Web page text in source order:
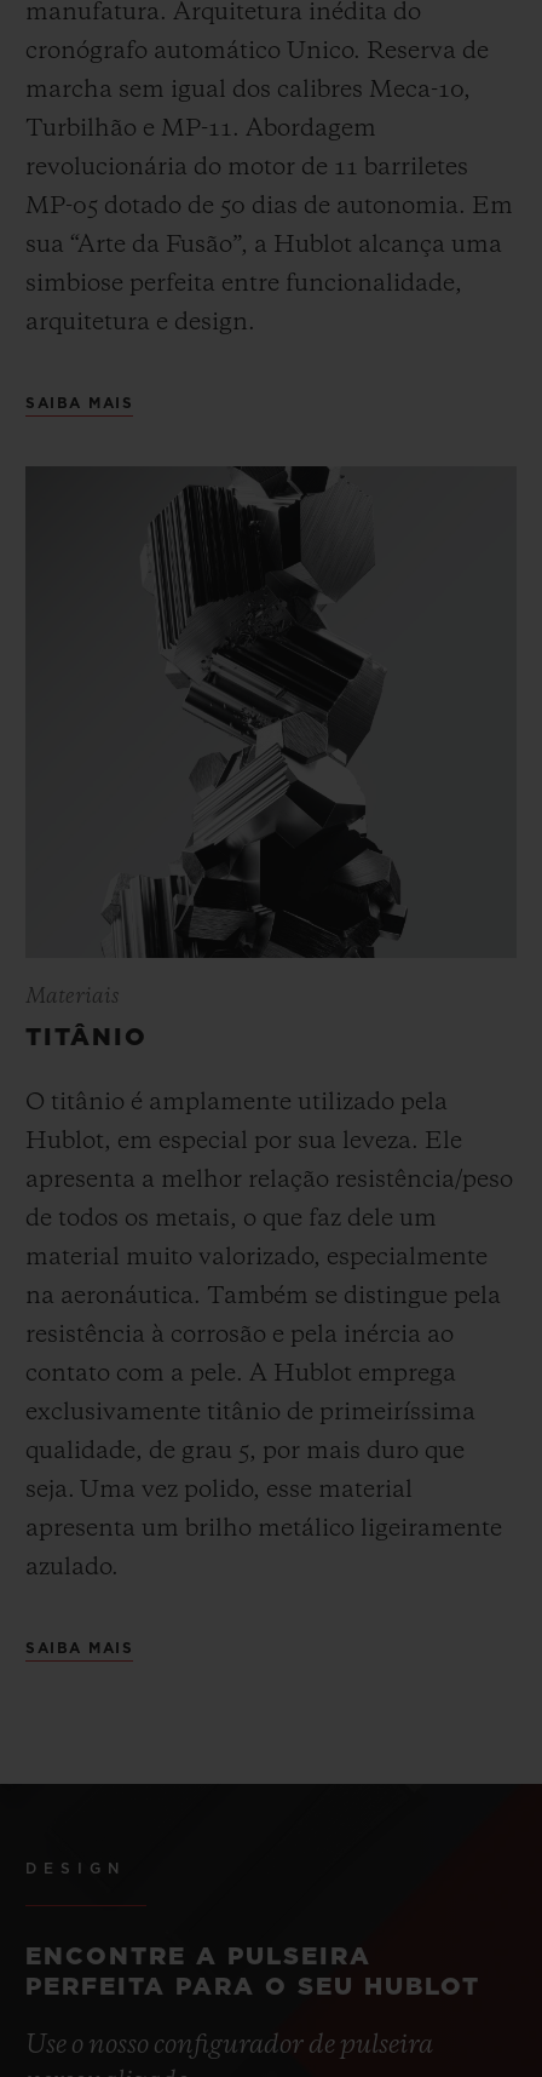
manufatura. Arquitetura inédita do
cronógrafo automático Unico. Reserva de
marcha sem igual dos calibres Meca-10,
Turbilhão e MP-11. Abordagem
revolucionária do motor de 11 barriletes
MP-05 dotado de 50 dias de autonomia. Em
sua “Arte da Fusão”, a Hublot alcança uma
simbiose perfeita entre funcionalidade,
arquitetura e design.
SAIBA MAIS
Materiais
TITÂNIO
O titânio é amplamente utilizado pela
Hublot, em especial por sua leveza. Ele
apresenta a melhor relação resistência/peso
de todos os metais, o que faz dele um
material muito valorizado, especialmente
na aeronáutica. Também se distingue pela
resistência à corrosão e pela inércia ao
contato com a pele. A Hublot emprega
exclusivamente titânio de primeiríssima
qualidade, de grau 5, por mais duro que
seja. Uma vez polido, esse material
apresenta um brilho metálico ligeiramente
azulado.
SAIBA MAIS
DESIGN
ENCONTRE A PULSEIRA
PERFEITA PARA O SEU HUBLOT
Use o nosso configurador de pulseira